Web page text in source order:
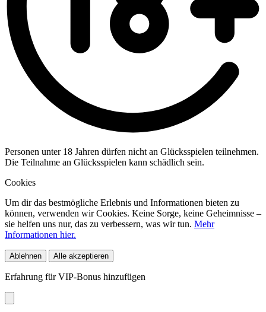
Personen unter 18 Jahren dürfen nicht an Glücksspielen teilnehmen.
Die Teilnahme an Glücksspielen kann schädlich sein.
Cookies
Um dir das bestmögliche Erlebnis und Informationen bieten zu
können, verwenden wir Cookies. Keine Sorge, keine Geheimnisse –
sie helfen uns nur, das zu verbessern, was wir tun. Mehr
Informationen hier.
Ablehnen Alle akzeptieren
Erfahrung für VIP-Bonus hinzufügen